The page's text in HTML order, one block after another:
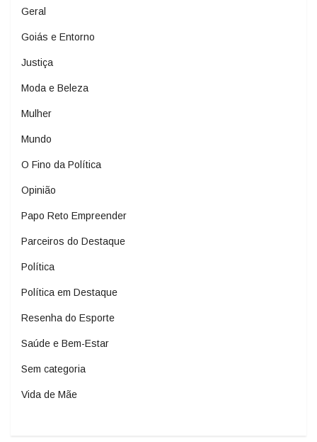
Geral
Goiás e Entorno
Justiça
Moda e Beleza
Mulher
Mundo
O Fino da Política
Opinião
Papo Reto Empreender
Parceiros do Destaque
Política
Política em Destaque
Resenha do Esporte
Saúde e Bem-Estar
Sem categoria
Vida de Mãe